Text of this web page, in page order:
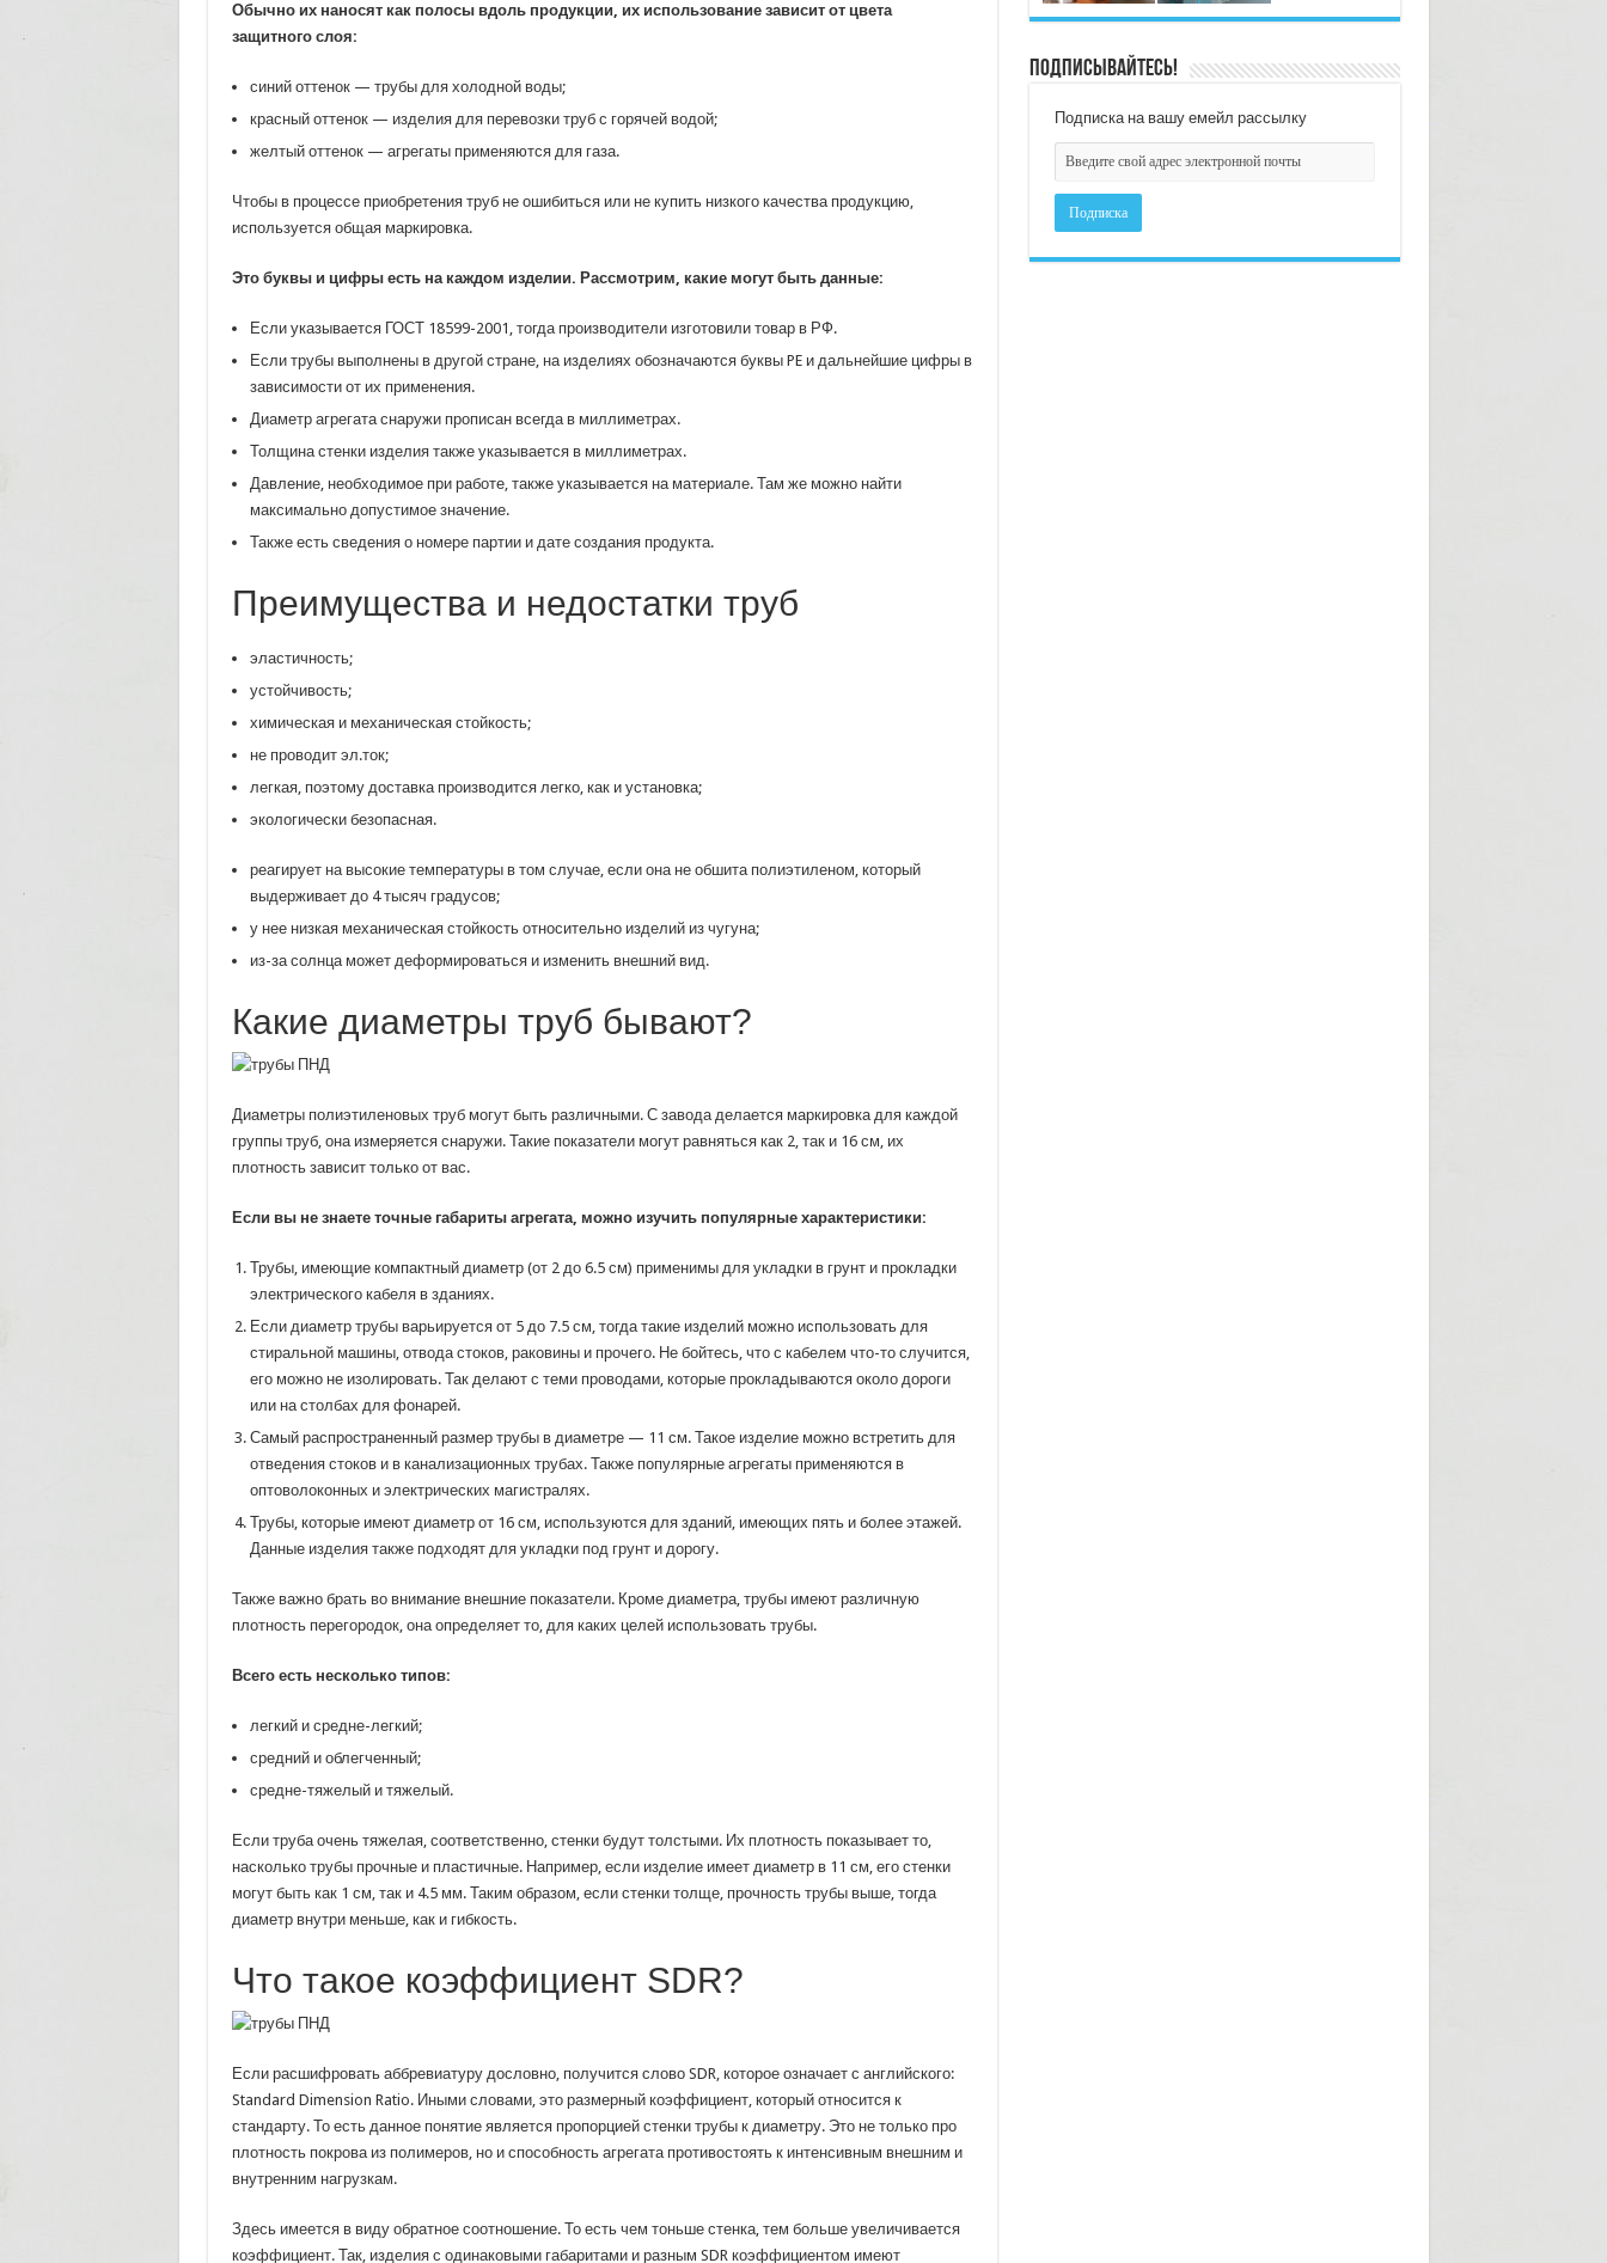
Обычно их наносят как полосы вдоль продукции, их использование зависит от цвета
защитного слоя:
синий оттенок — трубы для холодной воды;
красный оттенок — изделия для перевозки труб с горячей водой;
желтый оттенок — агрегаты применяются для газа.
Чтобы в процессе приобретения труб не ошибиться или не купить низкого качества продукцию,
используется общая маркировка.
Это буквы и цифры есть на каждом изделии. Рассмотрим, какие могут быть данные:
Если указывается ГОСТ 18599-2001, тогда производители изготовили товар в РФ.
Если трубы выполнены в другой стране, на изделиях обозначаются буквы PE и дальнейшие цифры в
зависимости от их применения.
Диаметр агрегата снаружи прописан всегда в миллиметрах.
Толщина стенки изделия также указывается в миллиметрах.
Давление, необходимое при работе, также указывается на материале. Там же можно найти
максимально допустимое значение.
Также есть сведения о номере партии и дате создания продукта.
Преимущества и недостатки труб
эластичность;
устойчивость;
химическая и механическая стойкость;
не проводит эл.ток;
легкая, поэтому доставка производится легко, как и установка;
экологически безопасная.
реагирует на высокие температуры в том случае, если она не обшита полиэтиленом, который
выдерживает до 4 тысяч градусов;
у нее низкая механическая стойкость относительно изделий из чугуна;
из-за солнца может деформироваться и изменить внешний вид.
Какие диаметры труб бывают?
Диаметры полиэтиленовых труб могут быть различными. С завода делается маркировка для каждой
группы труб, она измеряется снаружи. Такие показатели могут равняться как 2, так и 16 см, их
плотность зависит только от вас.
Если вы не знаете точные габариты агрегата, можно изучить популярные характеристики:
Трубы, имеющие компактный диаметр (от 2 до 6.5 см) применимы для укладки в грунт и прокладки
электрического кабеля в зданиях.
Если диаметр трубы варьируется от 5 до 7.5 см, тогда такие изделий можно использовать для
стиральной машины, отвода стоков, раковины и прочего. Не бойтесь, что с кабелем что-то случится,
его можно не изолировать. Так делают с теми проводами, которые прокладываются около дороги
или на столбах для фонарей.
Самый распространенный размер трубы в диаметре — 11 см. Такое изделие можно встретить для
отведения стоков и в канализационных трубах. Также популярные агрегаты применяются в
оптоволоконных и электрических магистралях.
Трубы, которые имеют диаметр от 16 см, используются для зданий, имеющих пять и более этажей.
Данные изделия также подходят для укладки под грунт и дорогу.
Также важно брать во внимание внешние показатели. Кроме диаметра, трубы имеют различную
плотность перегородок, она определяет то, для каких целей использовать трубы.
Всего есть несколько типов:
легкий и средне-легкий;
средний и облегченный;
средне-тяжелый и тяжелый.
Если труба очень тяжелая, соответственно, стенки будут толстыми. Их плотность показывает то,
насколько трубы прочные и пластичные. Например, если изделие имеет диаметр в 11 см, его стенки
могут быть как 1 см, так и 4.5 мм. Таким образом, если стенки толще, прочность трубы выше, тогда
диаметр внутри меньше, как и гибкость.
Что такое коэффициент SDR?
Если расшифровать аббревиатуру дословно, получится слово SDR, которое означает с английского:
Standard Dimension Ratio. Иными словами, это размерный коэффициент, который относится к
стандарту. То есть данное понятие является пропорцией стенки трубы к диаметру. Это не только про
плотность покрова из полимеров, но и способность агрегата противостоять к интенсивным внешним и
внутренним нагрузкам.
Здесь имеется в виду обратное соотношение. То есть чем тоньше стенка, тем больше увеличивается
коэффициент. Так, изделия с одинаковыми габаритами и разным SDR коэффициентом имеют
Подписывайтесь!
Подписка на вашу емейл рассылку